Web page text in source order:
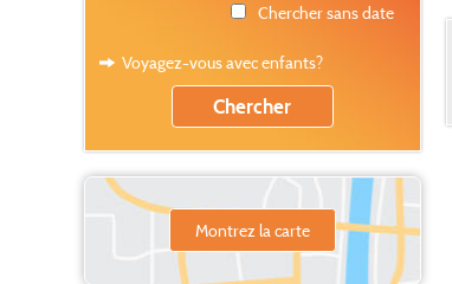
Chercher sans date
Voyagez-vous avec enfants?
Montrez la carte